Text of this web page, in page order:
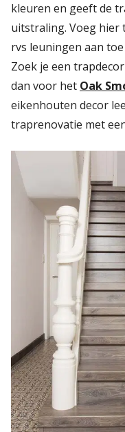
kleuren en geeft de
uitstraling. Voeg hier
rvs leuningen aan
Zoek je een
dan voor het Oak
eikenhouten decor
traprenovatie met